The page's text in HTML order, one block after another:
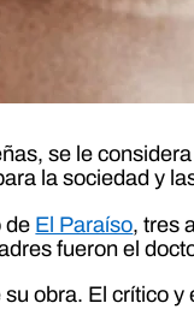
se le
la sociedad y
de El Paraíso, tres
fueron el
obra. El crítico y